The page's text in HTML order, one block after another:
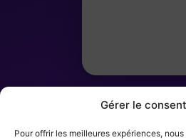
Gérer le
Pour offrir les meilleures expériences,
Laura